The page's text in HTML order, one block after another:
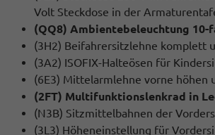
Volt Steckdose in der
(QQ8) Ambientebeleuchtung
(3H2) Beifahrersitzlehne komplett
(3A2) ISOFIX-Halteösen für
(6E3) Mittelarmlehne vorne höhen
(2FT) Multifunktionslenkrad in
(N3B) Sitzmittelbahnen der
(3L3) Höheneinstellung für